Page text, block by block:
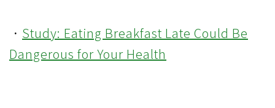
． Study: Eating Breakfast Late Could Be
Dangerous for Your Health